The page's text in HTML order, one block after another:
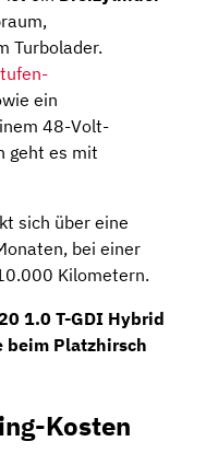
Turbolader.
ein
48-Volt-
geht es mit
sich über eine
bei einer
Kilometern.
1.0 T-GDI Hybrid
beim Platzhirsch
Kosten